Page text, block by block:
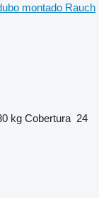
montado Rauch
kg Cobertura 24